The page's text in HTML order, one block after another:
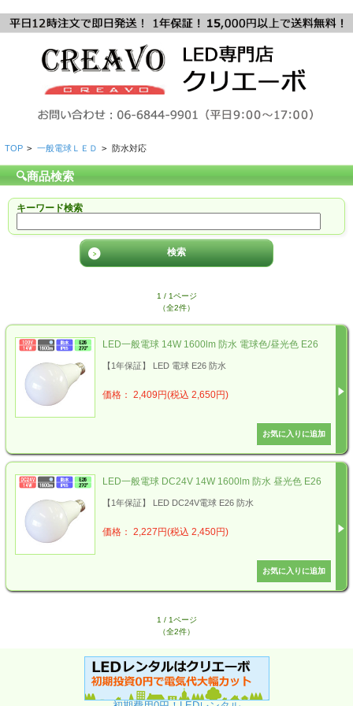
TOP > 一般電球ＬＥＤ > 防水対応
🔍商品検索
キーワード検索
1 / 1ページ
（全2件）
LED一般電球 14W 1600lm 防水 電球色/昼光色 E26
【1年保証】 LED 電球 E26 防水
価格： 2,409円(税込 2,650円)
LED一般電球 DC24V 14W 1600lm 防水 昼光色 E26
【1年保証】 LED DC24V電球 E26 防水
価格： 2,227円(税込 2,450円)
1 / 1ページ
（全2件）